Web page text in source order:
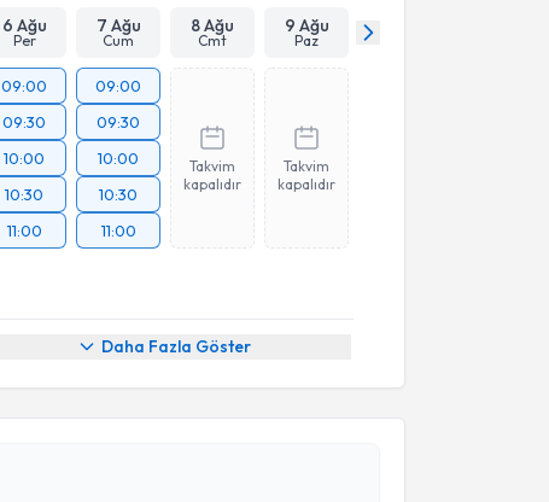
6 Ağu
Per
7 Ağu
Cum
8 Ağu
Cmt
9 Ağu
Paz
09:00
09:30
10:00
10:30
11:00
09:00
09:30
10:00
10:30
11:00
Takvim
kapalıdır
Takvim
kapalıdır
Daha Fazla Göster